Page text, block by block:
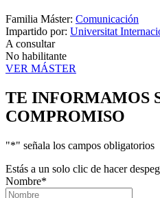
Familia Máster: Comunicación
Impartido por: Universitat
A consultar
No habilitante
VER MÁSTER
TE INFORMAMOS
COMPROMISO
"*" señala los campos obligatorios
Estás a un solo clic de hacer
Nombre*